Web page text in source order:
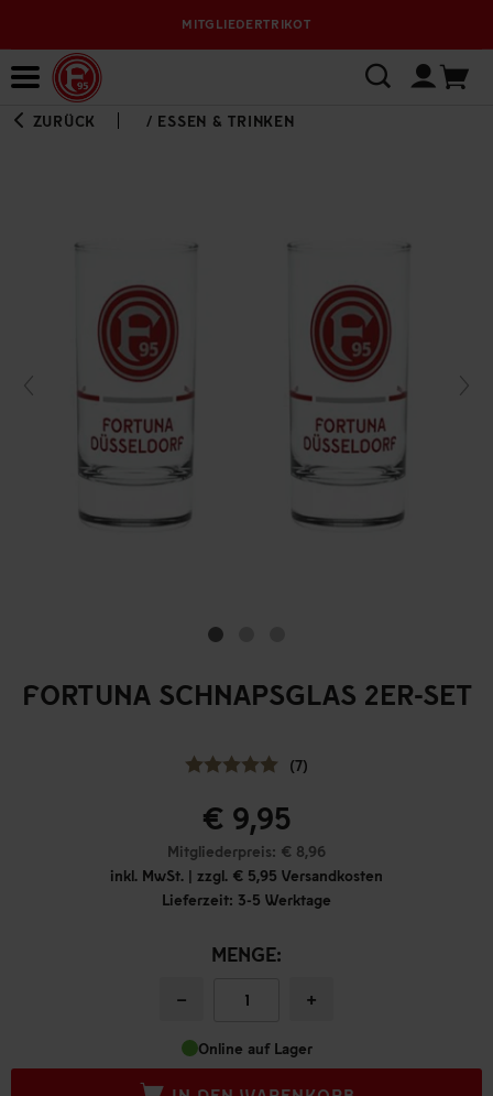
MITGLIEDERTRIKOT
ZURÜCK / ESSEN & TRINKEN
FORTUNA SCHNAPSGLAS 2ER-SET
(7)
€ 9,95
Mitgliederpreis: € 8,96
inkl. MwSt. | zzgl. € 5,95 Versandkosten
Lieferzeit: 3-5 Werktage
MENGE:
− +
Online auf Lager